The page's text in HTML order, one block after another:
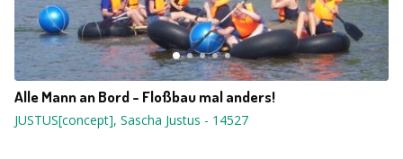
Alle Mann an Bord - Floßbau mal anders!
JUSTUS[concept], Sascha Justus - 14527